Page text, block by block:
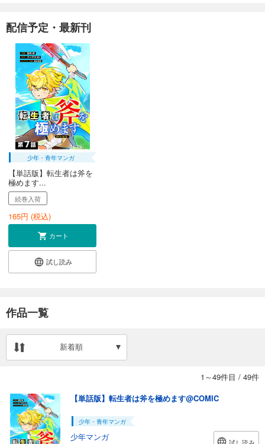
配信予定・最新刊
少年・青年マンガ
【単話版】転生者は斧を
極めます...
続巻入荷
165円 (税込)
カート
試し読み
作品一覧
新着順
1～49件目 / 49件
【単話版】転生者は斧を極めます@COMIC
少年・青年マンガ
少年マンガ
試し読み